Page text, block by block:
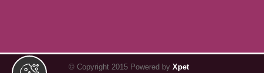
© Copyright 2015 Powered by Xpet